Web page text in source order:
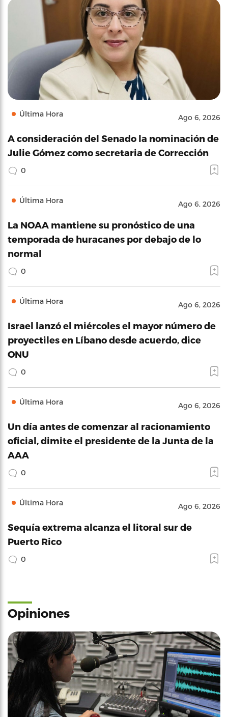
Última Hora Ago 6, 2026
A consideración del Senado la nominación de
Julie Gómez como secretaria de Corrección
0
Última Hora Ago 6, 2026
La NOAA mantiene su pronóstico de una
temporada de huracanes por debajo de lo
normal
0
Última Hora Ago 6, 2026
Israel lanzó el miércoles el mayor número de
proyectiles en Líbano desde acuerdo, dice
ONU
0
Última Hora Ago 6, 2026
Un día antes de comenzar al racionamiento
oficial, dimite el presidente de la Junta de la
AAA
0
Última Hora Ago 6, 2026
Sequía extrema alcanza el litoral sur de
Puerto Rico
0
Opiniones